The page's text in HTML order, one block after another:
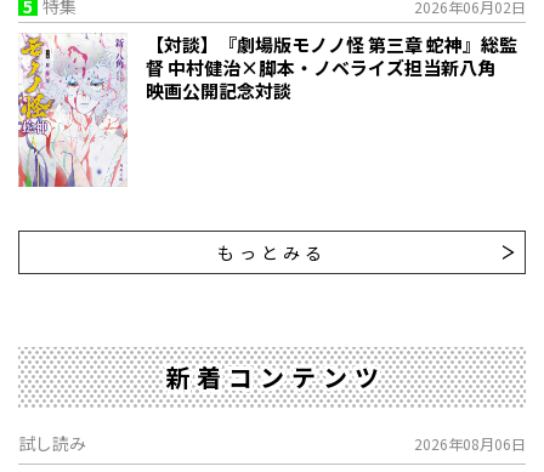
5 特集 2026年06月02日
【対談】『劇場版モノノ怪 第三章 蛇神』総監
督 中村健治×脚本・ノベライズ担当新八角
映画公開記念対談
もっとみる
新着コンテンツ
試し読み 2026年08月06日